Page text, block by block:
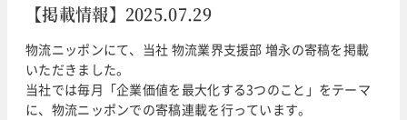
【掲載情報】2025.07.29
物流ニッポンにて、当社 物流業界支援部 増永の寄稿を掲載
いただきました。
当社では毎月「企業価値を最大化する3つのこと」をテーマ
に、物流ニッポンでの寄稿連載を行っています。